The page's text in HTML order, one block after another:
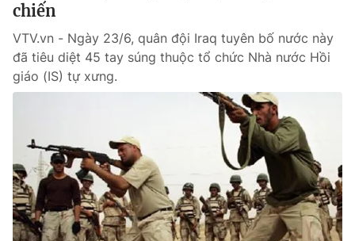
chiến
VTV.vn - Ngày 23/6, quân đội Iraq tuyên bố nước này
đã tiêu diệt 45 tay súng thuộc tổ chức Nhà nước Hồi
giáo (IS) tự xưng.